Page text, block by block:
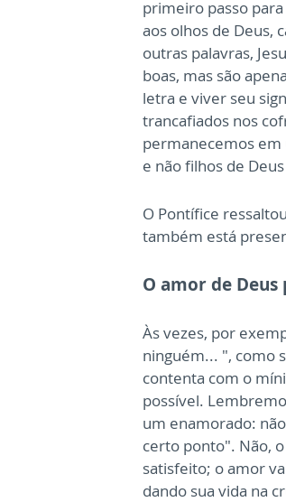
primeiro passo
aos olhos de Deus,
outras palavras,
boas, mas são
letra e viver seu
trancafiados nos
permanecemos
e não filhos de Deus
O Pontífice
também está
O amor de
Às vezes, por
ninguém... ", como
contenta com o
possível.
um enamorado:
certo ponto". Não,
satisfeito; o amor
dando sua vida na